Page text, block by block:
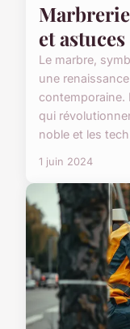
et astuces
Le marbre,
une
contemporaine.
qui
noble et les
1 juin 2024